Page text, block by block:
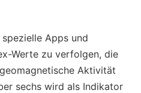
Apps und
Werte zu verfolgen, die
Aktivität
sechs wird als Indikator